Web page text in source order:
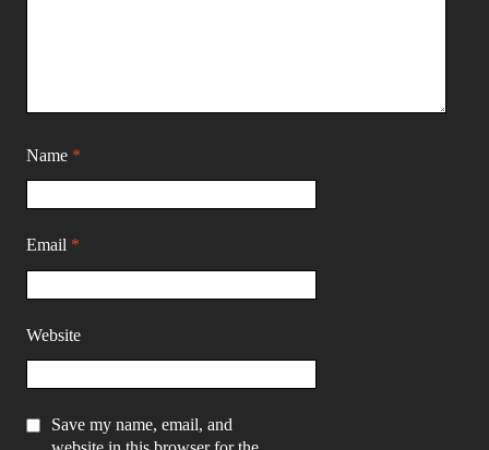
Name *
Email *
Website
Save my name, email, and